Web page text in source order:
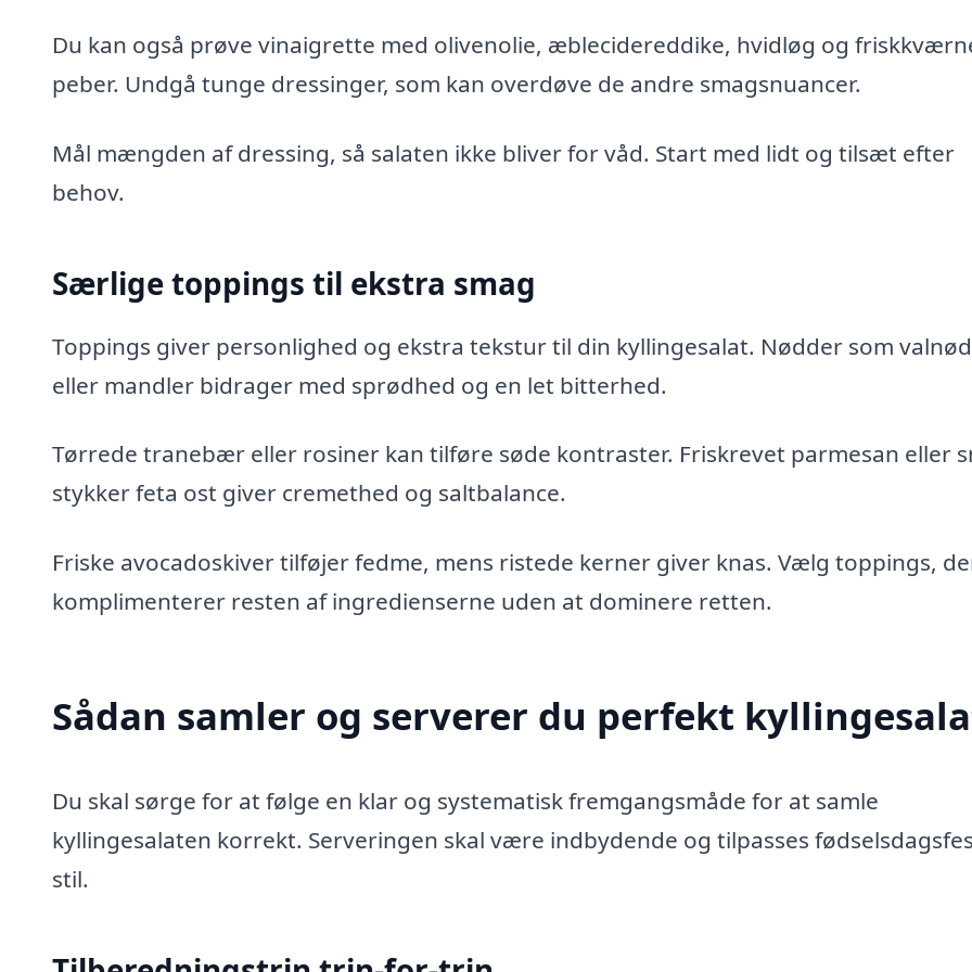
Du kan også prøve vinaigrette med olivenolie, æblecidereddike, hvidløg og
peber. Undgå tunge dressinger, som kan overdøve de andre smagsnuancer.
Mål mængden af dressing, så salaten ikke bliver for våd. Start med lidt og tilsæt efter
behov.
Særlige toppings til ekstra smag
Toppings giver personlighed og ekstra tekstur til din kyllingesalat. Nødder som
eller mandler bidrager med sprødhed og en let bitterhed.
Tørrede tranebær eller rosiner kan tilføre søde kontraster. Friskrevet parmesan eller
stykker feta ost giver cremethed og saltbalance.
Friske avocadoskiver tilføjer fedme, mens ristede kerner giver knas. Vælg toppings,
komplimenterer resten af ingredienserne uden at dominere retten.
Sådan samler og serverer du perfekt
Du skal sørge for at følge en klar og systematisk fremgangsmåde for at samle
kyllingesalaten korrekt. Serveringen skal være indbydende og tilpasses
stil.